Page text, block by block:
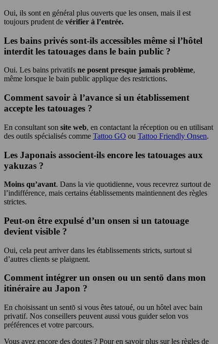
Oui, ils sont en général plus ouverts que les onsen, mais il est
toujours prudent de vérifier à l’entrée.
Les bains privés sont-ils accessibles même si l’hôtel
interdit les tatouages dans le bain public ?
Oui. Les bains privatifs ne posent presque jamais problème,
même lorsque le bain public applique des restrictions.
Comment savoir à l’avance si un établissement
accepte les tatouages ?
En consultant son site web, en contactant la réception ou en utilisant
des outils spécialisés comme Tattoo GO ou Tattoo Friendly Onsen.
Les Japonais associent-ils encore les tatouages aux
yakuzas ?
Moins qu’avant. Dans la vie quotidienne, vous recevrez surtout de
l’indifférence, mais certains établissements maintiennent des règles
strictes.
Peut-on être expulsé d’un onsen si un tatouage
devient visible ?
Oui, cela peut arriver dans les établissements stricts, surtout si
d’autres clients se plaignent.
Comment intégrer un onsen ou un sentō dans mon
itinéraire au Japon ?
En choisissant un sentō si vous êtes tatoué, ou un hôtel avec bain
privatif. Nos conseillers peuvent aussi vous guider selon vos
préférences et votre parcours.
Vous avez encore des doutes ? Pour en savoir plus sur les règles de